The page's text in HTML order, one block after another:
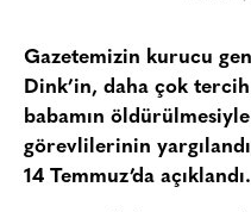
Gazetemizin kurucu
Dink’in, daha çok
babamın
görevlilerinin
14 Temmuz’da açıklandı.